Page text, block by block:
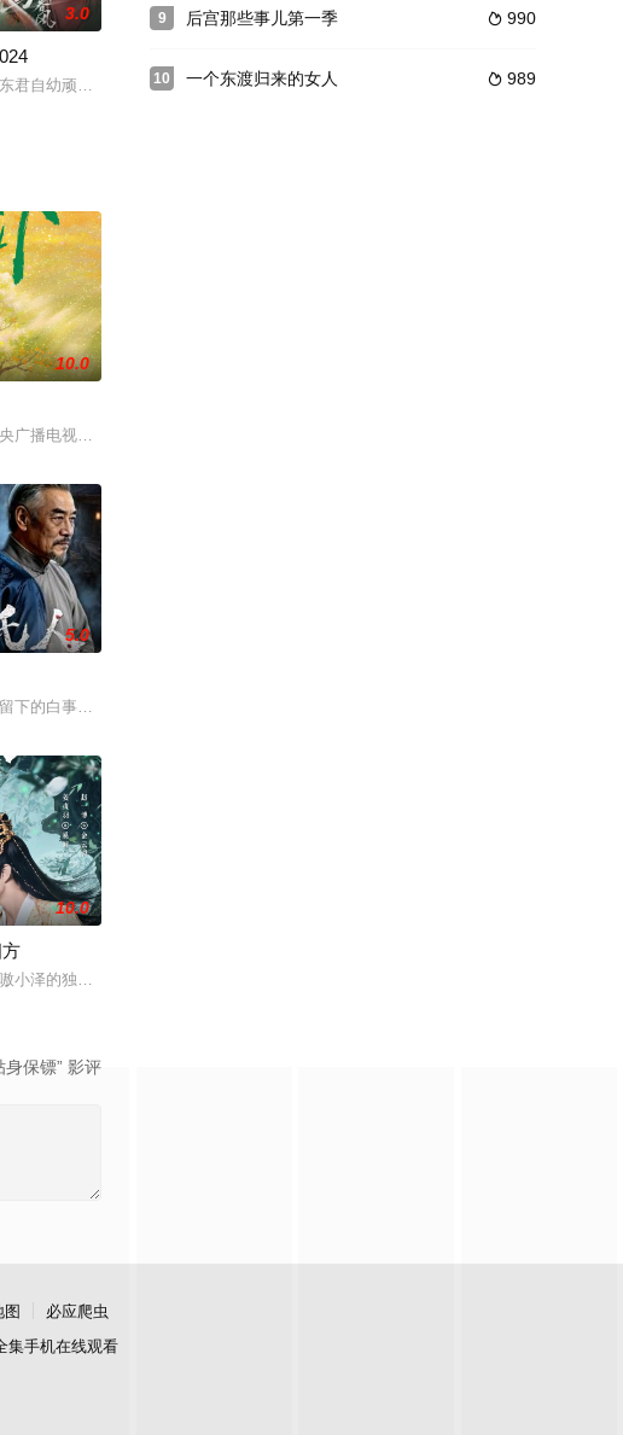
文浙江青年金剑飞在景德镇白手起家，运
京奥运会专家委员会主任纪宁担任总制片人总导演、北京大学中国体育产业
3.0
君自幼顽劣，不好诗书不读兵法不学武艺，却独好酿酒，只因和年少时被害的好友叶云
公
民大骂麦香是叛徒。麦香是婚前体检查
甲午战争后，国家蒙羞，张謇虽高中状元，却渴望寻求强国之路。他毅然弃
10.0
广播电视总台农业农村节目中心联合中共郁南县委、郁南县人民政府共同拍摄的20集乡
山；一人心怀迷茫，于旅途中误入这片
们决心各展所长创办旅行社。他们以当地的特色人文与美食为引，用真诚
5.0
下的白事馆，本想低调扎纸维生，却因一具流血的新娘纸人卷入了一场跨越十年的惊天
，子进士科三元及第入翰林院的奇女子。十年前的她被他从死人堆里救出来，
10.0
小泽的独家连载漫画《吾凰在上》。现代少女奚圆（姜贞羽 饰）因意外踏入玄机界，继
身保镖” 影评
9  990
后宫那些事儿第一季
10  989
一个东渡归来的女人
图
必应爬虫
集手机在线观看